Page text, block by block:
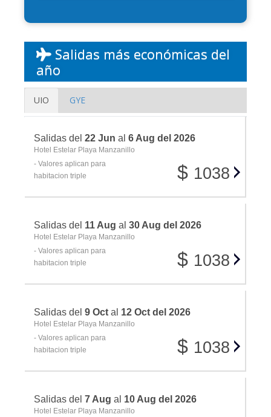
Salidas más económicas del
año
UIO GYE
Salidas del 22 Jun al 6 Aug del 2026
Hotel Estelar Playa Manzanillo
- Valores aplican para
habitacion triple
$ 1038
Salidas del 11 Aug al 30 Aug del 2026
Hotel Estelar Playa Manzanillo
- Valores aplican para
habitacion triple
$ 1038
Salidas del 9 Oct al 12 Oct del 2026
Hotel Estelar Playa Manzanillo
- Valores aplican para
habitacion triple
$ 1038
Salidas del 7 Aug al 10 Aug del 2026
Hotel Estelar Playa Manzanillo